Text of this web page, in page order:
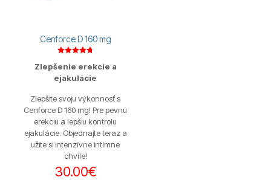
Cenforce D 160 mg
4.80
Zlepšenie erekcie a
ejakulácie
Zlepšite svoju výkonnosť s
Cenforce D 160 mg! Pre pevnú
erekciu a lepšiu kontrolu
ejakulácie. Objednajte teraz a
užite si intenzívne intímne
chvíle!
30.00€